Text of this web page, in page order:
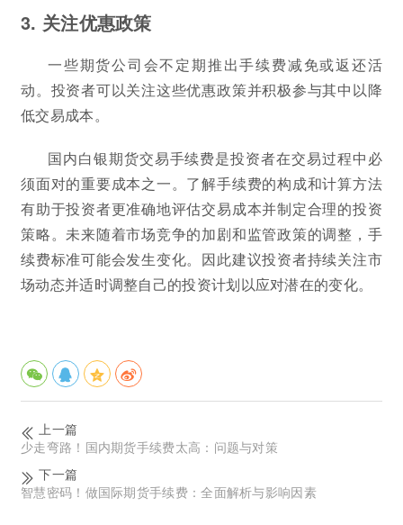
3. 关注优惠政策
一些期货公司会不定期推出手续费减免或返还活
动。投资者可以关注这些优惠政策并积极参与其中以降
低交易成本。
国内白银期货交易手续费是投资者在交易过程中必
须面对的重要成本之一。了解手续费的构成和计算方法
有助于投资者更准确地评估交易成本并制定合理的投资
策略。未来随着市场竞争的加剧和监管政策的调整，手
续费标准可能会发生变化。因此建议投资者持续关注市
场动态并适时调整自己的投资计划以应对潜在的变化。
上一篇
少走弯路！国内期货手续费太高：问题与对策
下一篇
智慧密码！做国际期货手续费：全面解析与影响因素